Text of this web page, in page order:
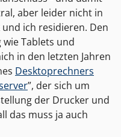
aber leider nicht in
ich residieren. Den
Tablets und
in den letzten Jahren
Desktoprechners
”, der sich um
der Drucker und
das muss ja auch